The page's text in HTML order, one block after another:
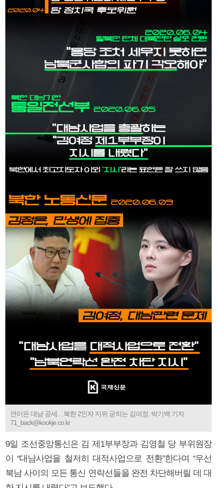
연이은 대남 공세…북한 2인자 지위 굳히는 김여정. 박기백 기자
71_back@kookje.co.kr
9일 조선중앙통신은 김 제1부부장과 김영철 당 부위원장
이 “대남사업을 철저히 대적사업으로 전환”한다며 “우선
북남 사이의 모든 통신 연락선들을 완전 차단해버릴 데 대